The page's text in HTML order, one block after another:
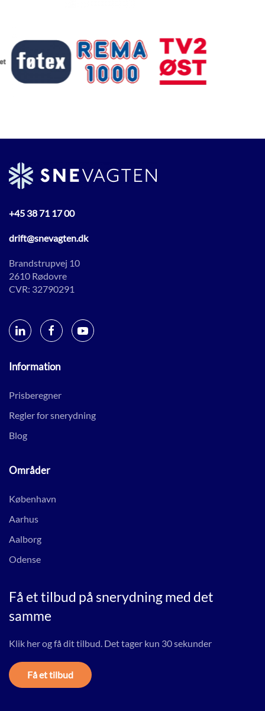
+45 38 71 17 00
drift@snevagten.dk
Brandstrupvej 10
2610 Rødovre
CVR: 32790291
Information
Prisberegner
Regler for snerydning
Blog
Områder
København
Aarhus
Aalborg
Odense
Få et tilbud på snerydning med det
samme
Klik her og få dit tilbud. Det tager kun 30 sekunder
Få et tilbud